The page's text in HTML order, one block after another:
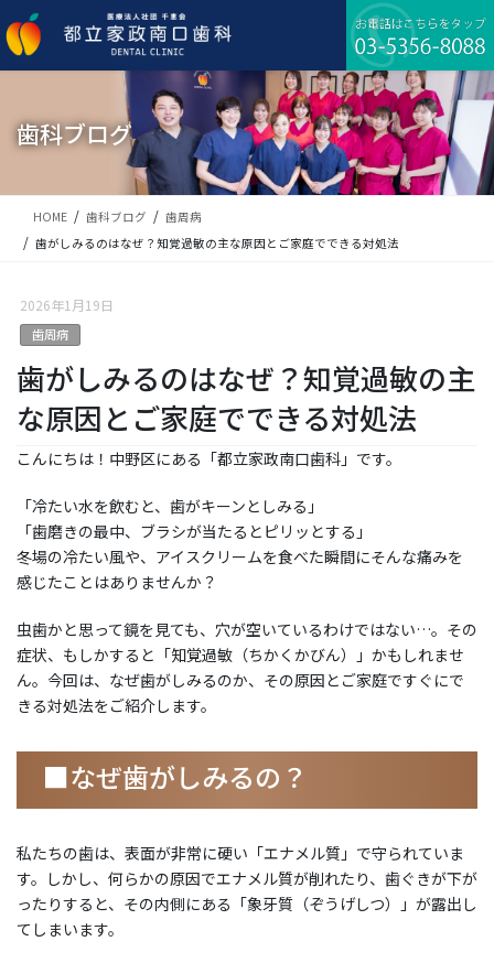
ン
テ
ビ
ゲ
移
歯科ブログ
HOME 歯科ブログ
歯周病
歯がしみるのはなぜ？知覚過敏の主な原因とご家庭でできる対処法
2026年1月19日
歯周病
歯がしみるのはなぜ？知覚過敏の主
な原因とご家庭でできる対処法
こんにちは！中野区にある「都立家政南口歯科」です。
「冷たい水を飲むと、歯がキーンとしみる」
「歯磨きの最中、ブラシが当たるとピリッとする」
冬場の冷たい風や、アイスクリームを食べた瞬間にそんな痛みを
感じたことはありませんか？
虫歯かと思って鏡を見ても、穴が空いているわけではない…。その
症状、もしかすると「知覚過敏（ちかくかびん）」かもしれませ
ん。今回は、なぜ歯がしみるのか、その原因とご家庭ですぐにで
きる対処法をご紹介します。
■なぜ歯がしみるの？
私たちの歯は、表面が非常に硬い「エナメル質」で守られていま
す。しかし、何らかの原因でエナメル質が削れたり、歯ぐきが下が
ったりすると、その内側にある「象牙質（ぞうげしつ）」が露出し
てしまいます。